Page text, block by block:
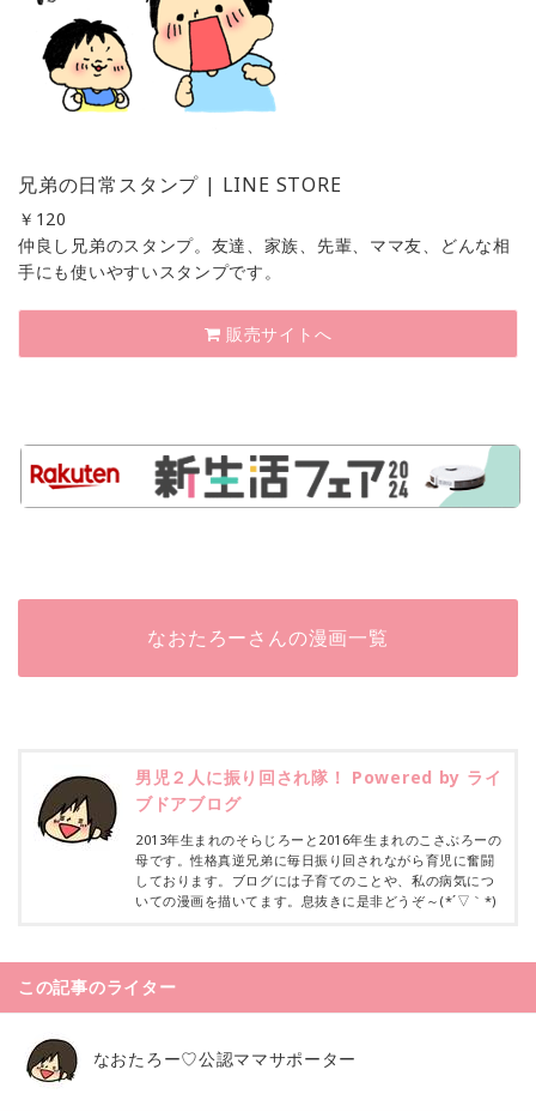
兄弟の日常スタンプ | LINE STORE
￥ 120
仲良し兄弟のスタンプ。友達、家族、先輩、ママ友、どんな相
手にも使いやすいスタンプです。
販売サイトへ
なおたろーさんの漫画一覧
男児２人に振り回され隊！ Powered by ライ
ブドアブログ
2013年生まれのそらじろーと2016年生まれのこさぶろーの
母です。性格真逆兄弟に毎日振り回されながら育児に奮闘
しております。ブログには子育てのことや、私の病気につ
いての漫画を描いてます。息抜きに是非どうぞ～(*´▽｀*)
この記事のライター
なおたろー♡公認ママサポーター